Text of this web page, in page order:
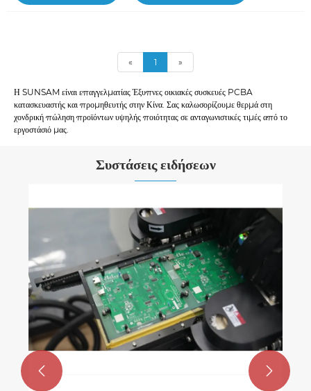
« 1 »
Η SUNSAM είναι επαγγελματίας Έξυπνες οικιακές συσκευές PCBA
κατασκευαστής και προμηθευτής στην Κίνα. Σας καλωσορίζουμε θερμά στη
χονδρική πώληση προϊόντων υψηλής ποιότητας σε ανταγωνιστικές τιμές από το
εργοστάσιό μας.
Συστάσεις ειδήσεων
 